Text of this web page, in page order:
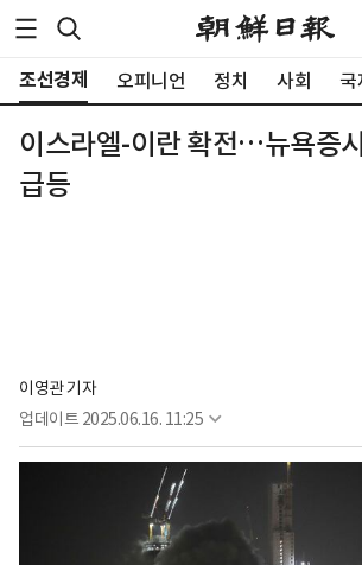
조선경제 오피니언 정치 사회 국
이스라엘-이란 확전…뉴욕증
급등
이영관 기자
업데이트 2025.06.16. 11:25